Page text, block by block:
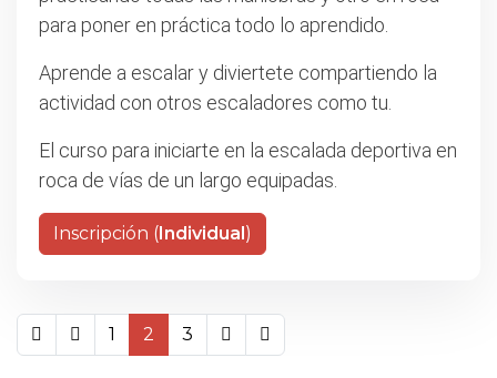
para poner en práctica todo lo aprendido.
Aprende a escalar y diviertete compartiendo la
actividad con otros escaladores como tu.
El curso para iniciarte en la escalada deportiva en
roca de vías de un largo equipadas.
Inscripción (Individual)
1 2 3